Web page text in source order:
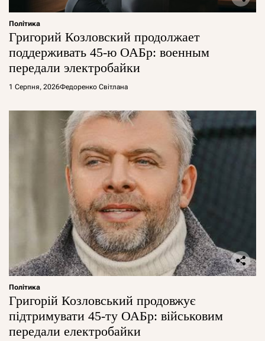
Політика
Григорий Козловский продолжает
поддерживать 45-ю ОАБр: военным
передали электробайки
1 Серпня, 2026Федоренко Світлана
Політика
Григорій Козловський продовжує
підтримувати 45-ту ОАБр: військовим
передали електробайки